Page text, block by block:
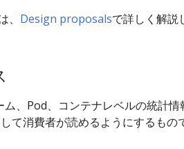
Design proposalsで詳しく解説
、Pod、コンテナレベルの統計情
て消費者が読めるようにするもの